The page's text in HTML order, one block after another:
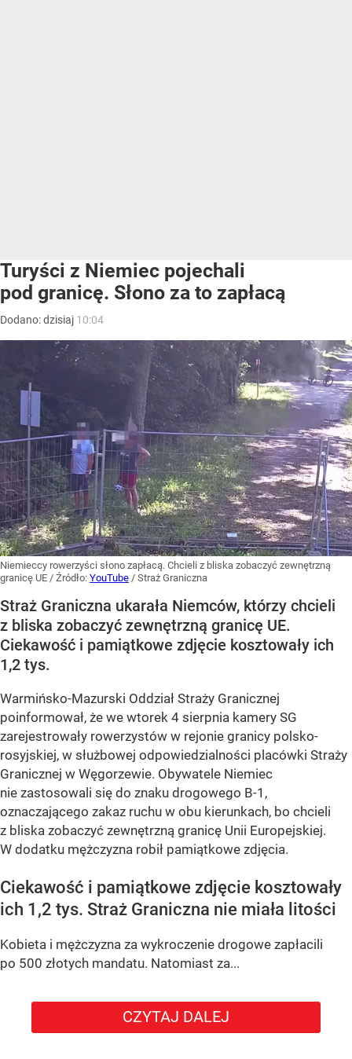
Turyści z Niemiec pojechali
pod granicę. Słono za to zapłacą
Dodano:dzisiaj 10:04
Niemieccy rowerzyści słono zapłacą. Chcieli z bliska zobaczyć zewnętrzną
granicę UE / Źródło: YouTube / Straż Graniczna
Straż Graniczna ukarała Niemców, którzy chcieli
z bliska zobaczyć zewnętrzną granicę UE.
Ciekawość i pamiątkowe zdjęcie kosztowały ich
1,2 tys.
Warmińsko-Mazurski Oddział Straży Granicznej
poinformował, że we wtorek 4 sierpnia kamery SG
zarejestrowały rowerzystów w rejonie granicy polsko-
rosyjskiej, w służbowej odpowiedzialności placówki Straży
Granicznej w Węgorzewie. Obywatele Niemiec
nie zastosowali się do znaku drogowego B-1,
oznaczającego zakaz ruchu w obu kierunkach, bo chcieli
z bliska zobaczyć zewnętrzną granicę Unii Europejskiej.
W dodatku mężczyzna robił pamiątkowe zdjęcia.
Ciekawość i pamiątkowe zdjęcie kosztowały
ich 1,2 tys. Straż Graniczna nie miała litości
Kobieta i mężczyzna za wykroczenie drogowe zapłacili
po 500 złotych mandatu. Natomiast za...
CZYTAJ DALEJ